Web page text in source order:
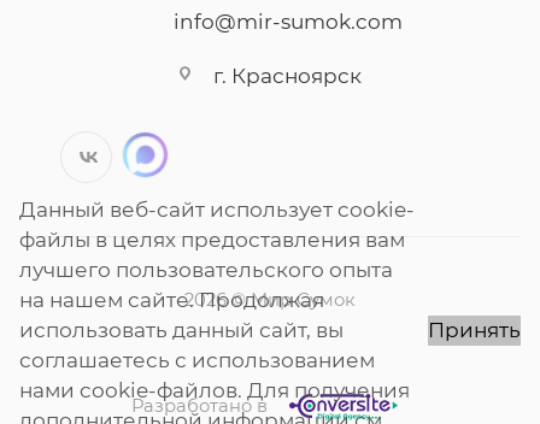
info@mir-sumok.com
г. Красноярск
2026 © Мир Сумок
Разработано в
Данный веб-сайт использует cookie-
файлы в целях предоставления вам
лучшего пользовательского опыта
на нашем сайте. Продолжая
использовать данный сайт, вы
соглашаетесь с использованием
нами cookie-файлов. Для получения
Принять